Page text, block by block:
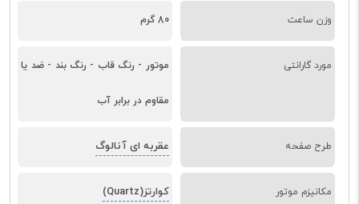
وزن ساعت 80 گرم
مورد گارانتی موتور - رنگ قاب - رنگ بند - ضد یا
مقاوم در برابر آب
طرح صفحه عقربه ای آنالوگ
مکانیزم موتور کوارتز(Quartz)